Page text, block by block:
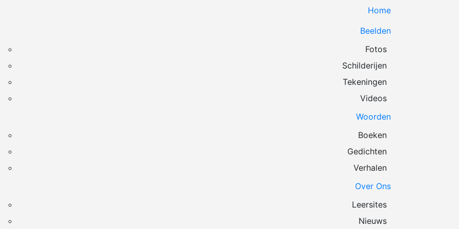
Home
Beelden
Fotos
Schilderijen
Tekeningen
Videos
Woorden
Boeken
Gedichten
Verhalen
Over Ons
Leersites
Nieuws